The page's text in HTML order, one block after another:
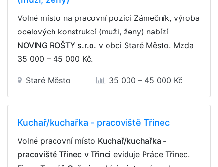
Volné místo na pracovní pozici Zámečník, výroba
ocelových konstrukcí (muži, ženy) nabízí
NOVING ROŠTY s.r.o. v obci Staré Město. Mzda
35 000 – 45 000 Kč.
Staré Město 35 000 – 45 000 Kč
Kuchař/kuchařka - pracoviště Třinec
Volné pracovní místo Kuchař/kuchařka -
pracoviště Třinec v Třinci eviduje Práce Třinec.